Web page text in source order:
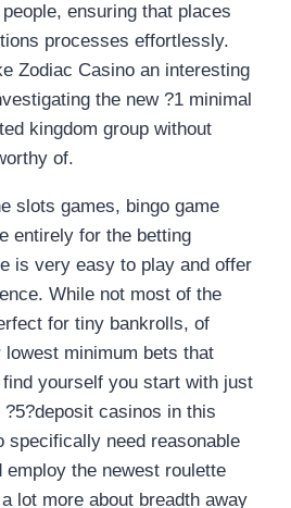
ensuring that places
processes effortlessly.
Zodiac Casino an interesting
the new ?1 minimal
kingdom group without
of.
slots games, bingo game
entirely for the betting
is very easy to play and offer
While not most of the
for tiny bankrolls, of
minimum bets that
yourself you start with just
casinos in this
specifically need reasonable
employ the newest roulette
lot more about breadth away